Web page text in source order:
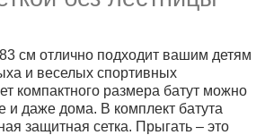
см отлично подходит вашим детям
и веселых спортивных
компактного размера батут можно
и даже дома. В комплект батута
защитная сетка. Прыгать – это